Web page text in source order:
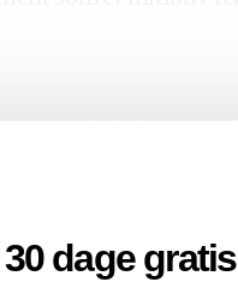
dage gratis